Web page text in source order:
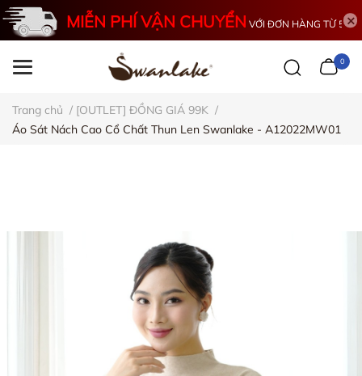
MIỄN PHÍ VẬN CHUYỂN VỚI ĐƠN HÀNG TỪ 500K
0
Trang chủ / [OUTLET] ĐỒNG GIÁ 99K /
Áo Sát Nách Cao Cổ Chất Thun Len Swanlake - A12022MW01